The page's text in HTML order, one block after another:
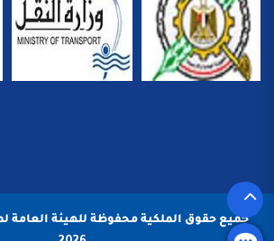
جميع حقوق الملكية محفوظة للهيئة العامة